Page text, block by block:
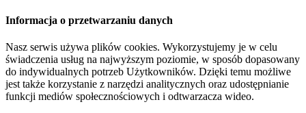
Informacja o przetwarzaniu danych
Nasz serwis używa plików cookies. Wykorzystujemy je w celu
świadczenia usług na najwyższym poziomie, w sposób dopasowany
do indywidualnych potrzeb Użytkowników. Dzięki temu możliwe
jest także korzystanie z narzędzi analitycznych oraz udostępnianie
funkcji mediów społecznościowych i odtwarzacza wideo.